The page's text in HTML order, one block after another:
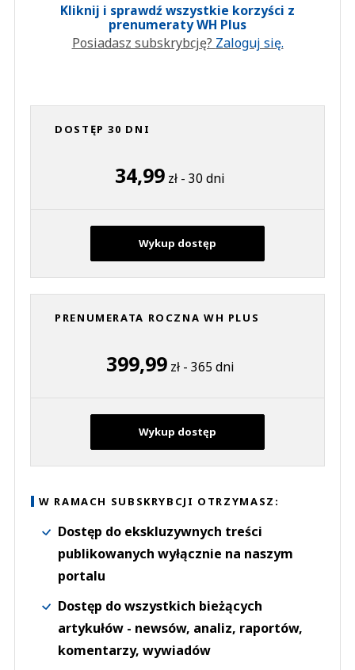
Kliknij i sprawdź wszystkie korzyści z
prenumeraty WH Plus
Posiadasz subskrybcję? Zaloguj się.
DOSTĘP 30 DNI
34,99 zł - 30 dni
Wykup dostęp
PRENUMERATA ROCZNA WH PLUS
399,99zł - 365 dni
Wykup dostęp
W RAMACH SUBSKRYBCJI OTRZYMASZ:
Dostęp do ekskluzywnych treści
publikowanych wyłącznie na naszym
portalu
Dostęp do wszystkich bieżących
artykułów - newsów, analiz, raportów,
komentarzy, wywiadów